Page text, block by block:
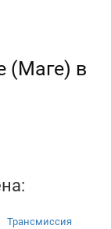
(Маге) в
Трансмиссия